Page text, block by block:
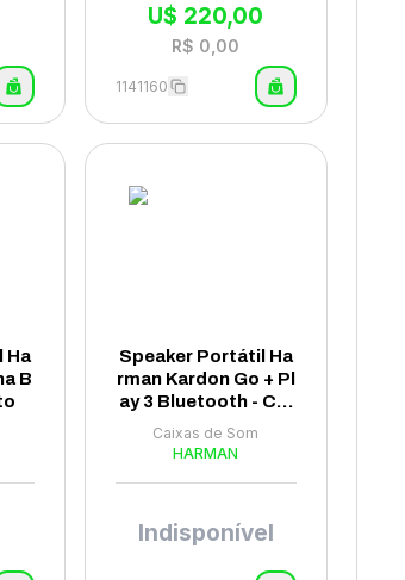
U$ 220,00
R$ 0,00
1141160
Ha
B
Speaker Portátil Ha
rman Kardon Go + Pl
ay 3 Bluetooth - Cin
za
Caixas de Som
HARMAN
Indisponível